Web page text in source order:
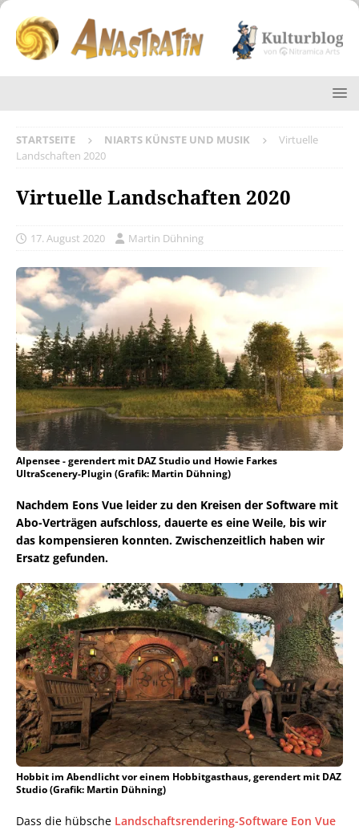
STARTSEITE NIARTS KÜNSTE UND MUSIK
Virtuelle
Landschaften 2020
Virtuelle Landschaften 2020
17. August 2020 Martin Dühning
Alpensee - gerendert mit DAZ Studio und Howie Farkes
UltraScenery-Plugin (Grafik: Martin Dühning)
Nachdem Eons Vue leider zu den Kreisen der Software mit
Abo-Verträgen aufschloss, dauerte es eine Weile, bis wir
das kompensieren konnten. Zwischenzeitlich haben wir
Ersatz gefunden.
Hobbit im Abendlicht vor einem Hobbitgasthaus, gerendert mit DAZ
Studio (Grafik: Martin Dühning)
Dass die hübsche Landschaftsrendering-Software Eon Vue